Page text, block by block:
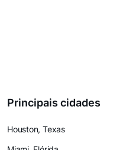
Principais cidades
Houston, Texas